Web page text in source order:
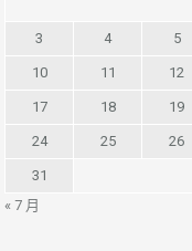
3 4 5
10 11 12
17 18 19
24 25 26
31
« 7 月